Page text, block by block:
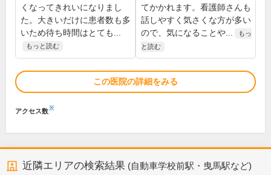
くなってきれいになりまし
た。大きいだけに患者数も多
いため待ち時間はとても...
もっと読む
てかかれます。看護師さんも
話しやすく気さくな方が多い
ので、気になることや...
もっ
と読む
この医院の詳細をみる
アクセス数※
近隣エリアの検索結果 (自動車学校前駅・曳馬駅など)